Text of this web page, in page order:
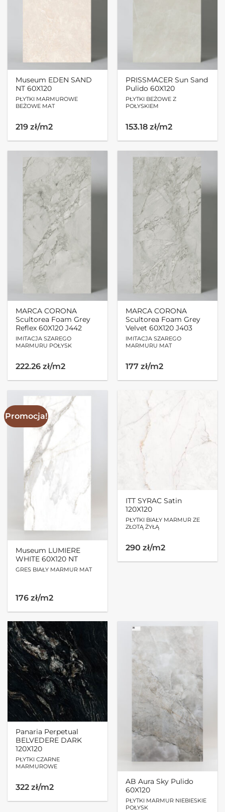
Museum EDEN SAND
NT 60X120
PŁYTKI MARMUROWE
BEŻOWE MAT
219 zł/m2
PRISSMACER Sun Sand
Pulido 60X120
PŁYTKI BEŻOWE Z
POŁYSKIEM
153.18 zł/m2
MARCA CORONA
Scultorea Foam Grey
Reflex 60X120 J442
IMITACJA SZAREGO
MARMURU POŁYSK
222.26 zł/m2
MARCA CORONA
Scultorea Foam Grey
Velvet 60X120 J403
IMITACJA SZAREGO
MARMURU MAT
177 zł/m2
Promocja!
Museum LUMIERE
WHITE 60X120 NT
GRES BIAŁY MARMUR MAT
Pierwotna
cena
Aktualna
cena
176 zł/m2
ITT SYRAC Satin
120X120
PŁYTKI BIAŁY MARMUR ZE
ZŁOTĄ ŻYŁĄ
290 zł/m2
Panaria Perpetual
BELVEDERE DARK
120X120
PŁYTKI CZARNE
MARMUROWE
322 zł/m2
AB Aura Sky Pulido
60X120
PŁYTKI MARMUR NIEBIESKIE
POŁYSK